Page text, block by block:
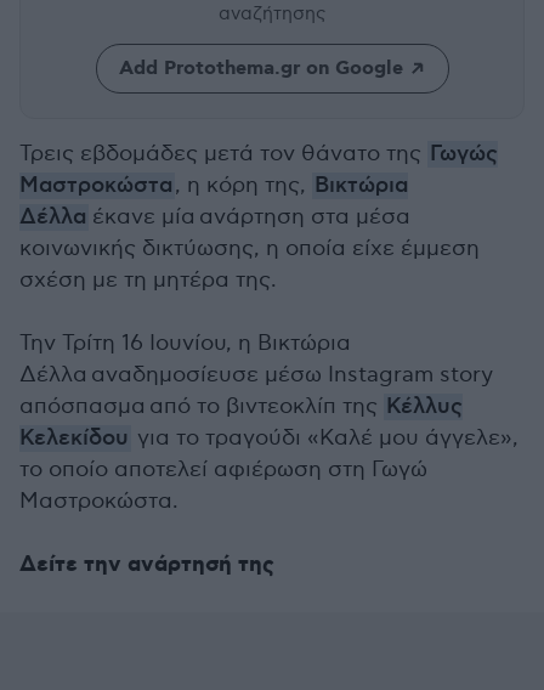
αναζήτησης
Add Protothema.gr on Google
Τρεις εβδομάδες μετά τον θάνατο της Γωγώς
Μαστροκώστα, η κόρη της, Βικτώρια
Δέλλα έκανε μία ανάρτηση στα μέσα
κοινωνικής δικτύωσης, η οποία είχε έμμεση
σχέση με τη μητέρα της.
Την Τρίτη 16 Ιουνίου, η Βικτώρια
Δέλλα αναδημοσίευσε μέσω Instagram story
απόσπασμα από το βιντεοκλίπ της Κέλλυς
Κελεκίδου για το τραγούδι «Καλέ μου άγγελε»,
το οποίο αποτελεί αφιέρωση στη Γωγώ
Μαστροκώστα.
Δείτε την ανάρτησή της